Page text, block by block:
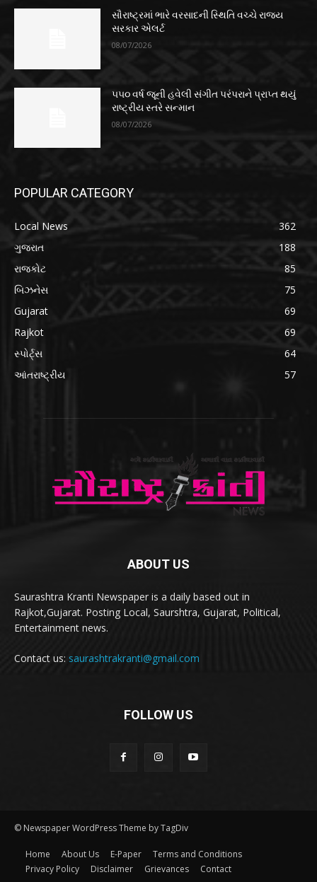
સૌરાષ્ટ્રમાં ભારે વરસાદની સ્થિતિ વચ્ચે રાજ્ય
સરકાર એલર્ટ
08/07/2026
૫૫૦ વર્ષ જૂની હવેલી સંગીત પરંપરાને પ્રાપ્ત થયું
રાષ્ટ્રીય સ્તરે સન્માન
08/07/2026
POPULAR CATEGORY
Local News
362
ગુજરાત
188
રાજકોટ
85
બિઝનેસ
75
Gujarat
69
Rajkot
69
સ્પોર્ટ્સ
64
આંતરાષ્ટ્રીય
57
ABOUT US
Saurashtra Kranti Newspaper is a daily based out in
Rajkot,Gujarat. Posting Local, Saurshtra, Gujarat, Political,
Entertainment news.
Contact us: saurashtrakranti@gmail.com
FOLLOW US
© Newspaper WordPress Theme by TagDiv
Home About Us E-Paper
Terms and Conditions
Privacy Policy
Disclaimer Grievances Contact